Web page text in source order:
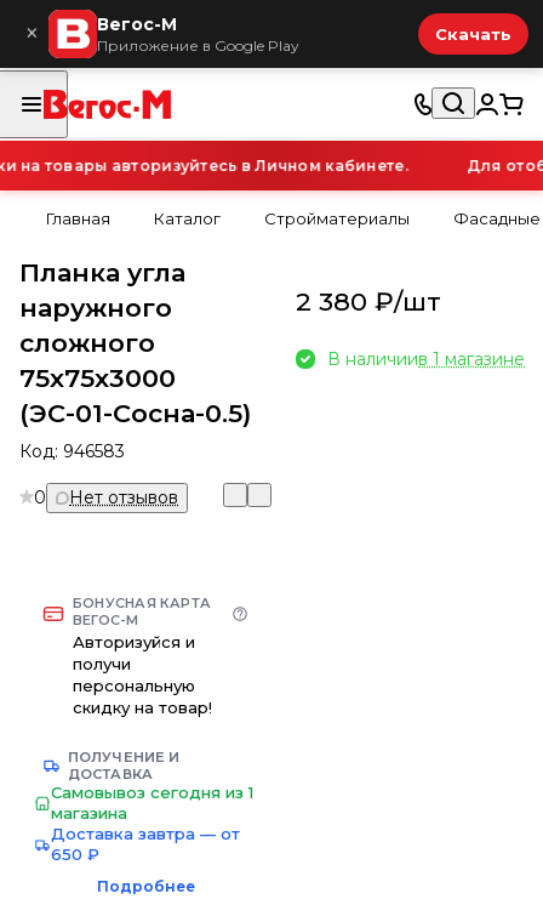
× Вегос-М
Приложение в Google Play
Скачать
товары авторизуйтесь в Личном кабинете. Для
Главная Каталог Стройматериалы Фасадные
Планка угла
наружного
сложного
75х75х3000
(ЭС-01-Сосна-0.5)
Код: 946583
0 Нет отзывов
БОНУСНАЯ КАРТА
ВЕГОС-М
Авторизуйся и
получи
персональную
скидку на товар!
ПОЛУЧЕНИЕ И
ДОСТАВКА
Самовывоз сегодня из 1
магазина
Доставка завтра — от
650 ₽
Подробнее
2 380 ₽/шт
В наличиив 1 магазине